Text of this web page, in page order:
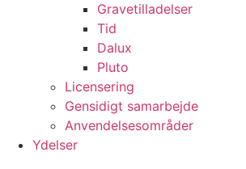
Gravetilladelser
Tid
Dalux
Pluto
Licensering
Gensidigt samarbejde
Anvendelsesområder
Ydelser